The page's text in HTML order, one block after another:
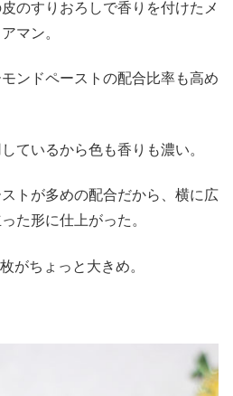
のすりおろしで香りを付けたメ
マン。
ンドペーストの配合比率も高め
ているから色も香りも濃い。
トが多めの配合だから、横に広
た形に仕上がった。
がちょっと大きめ。